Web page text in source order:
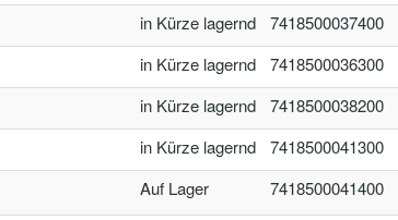
in Kürze lagernd 7418500037400
in Kürze lagernd 7418500036300
in Kürze lagernd 7418500038200
in Kürze lagernd 7418500041300
Auf Lager 7418500041400